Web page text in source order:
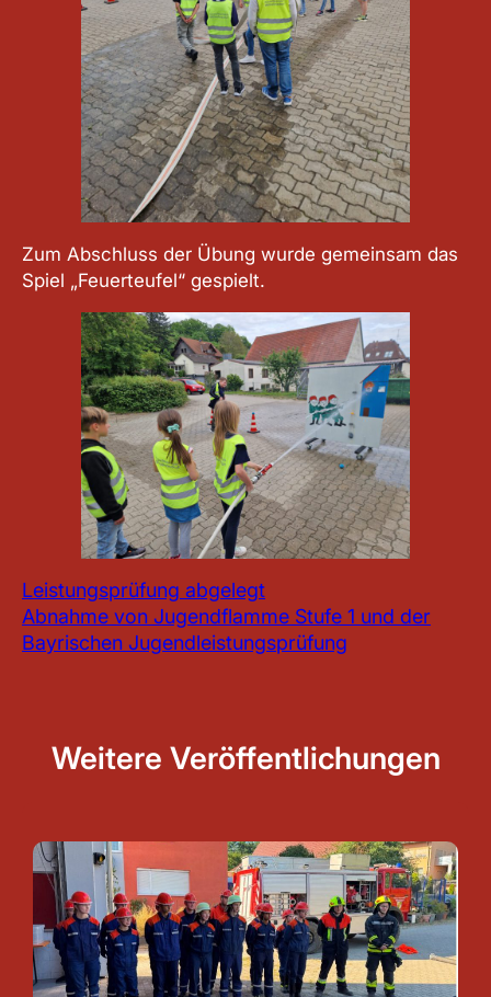
Zum Abschluss der Übung wurde gemeinsam das
Spiel „Feuerteufel“ gespielt.
Leistungsprüfung abgelegt
Abnahme von Jugendflamme Stufe 1 und der
Bayrischen Jugendleistungsprüfung
Weitere Veröffentlichungen